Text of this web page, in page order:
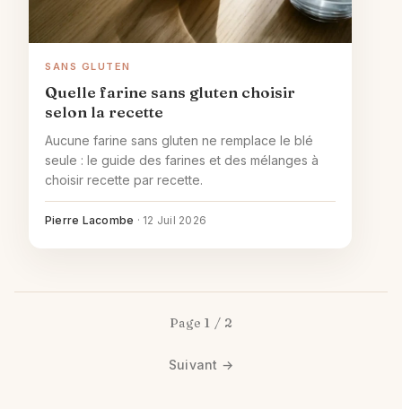
SANS GLUTEN
Quelle farine sans gluten choisir
selon la recette
Aucune farine sans gluten ne remplace le blé
seule : le guide des farines et des mélanges à
choisir recette par recette.
Pierre Lacombe · 12 Juil 2026
Page 1 / 2
Suivant →